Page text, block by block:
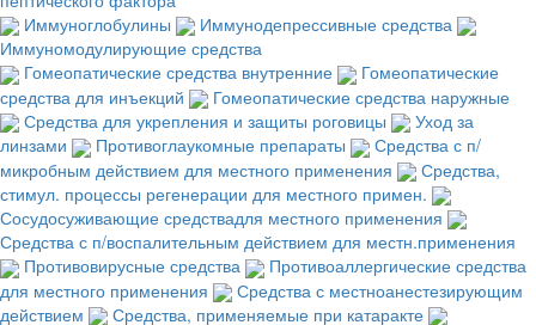
Иммуноглобулины
Иммунодепрессивные средства
Иммуномодулирующие средства
Гомеопатические средства внутренние
Гомеопатические
средства для инъекций
Гомеопатические средства наружные
Средства для укрепления и защиты роговицы
Уход за
линзами
Противоглаукомные препараты
Средства с п/
микробным действием для местного применения
Средства,
стимул. процессы регенерации для местного примен.
Сосудосуживающие средствадля местного применения
Средства с п/воспалительным действием для местн.применения
Противовирусные средства
Противоаллергические средства
для местного применения
Средства с местноанестезирующим
действием
Средства, применяемые при катаракте